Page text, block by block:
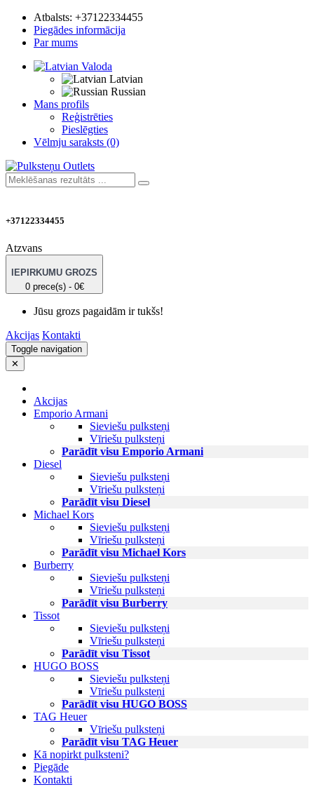
Atbalsts: +37122334455
Piegādes informācija
Par mums
Valoda
Latvian
Russian
Mans profils
Reģistrēties
Pieslēgties
Vēlmju saraksts (0)
+37122334455
Atzvans
IEPIRKUMU GROZS
0 prece(s) - 0€
Jūsu grozs pagaidām ir tukšs!
Akcijas Kontakti
Toggle navigation
✕
Akcijas
Emporio Armani
Sieviešu pulksteņi
Vīriešu pulksteņi
Parādīt visu Emporio Armani
Diesel
Sieviešu pulksteņi
Vīriešu pulksteņi
Parādīt visu Diesel
Michael Kors
Sieviešu pulksteņi
Vīriešu pulksteņi
Parādīt visu Michael Kors
Burberry
Sieviešu pulksteņi
Vīriešu pulksteņi
Parādīt visu Burberry
Tissot
Sieviešu pulksteņi
Vīriešu pulksteņi
Parādīt visu Tissot
HUGO BOSS
Sieviešu pulksteņi
Vīriešu pulksteņi
Parādīt visu HUGO BOSS
TAG Heuer
Vīriešu pulksteņi
Parādīt visu TAG Heuer
Kā nopirkt pulksteni?
Piegāde
Kontakti